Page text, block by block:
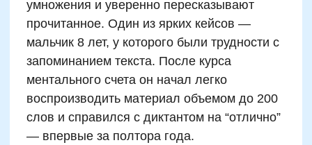
Ментальный счет как
инструмент
формирования учебной
самостоятельности
врожденная черта, а навык, который можно
и нужно развивать. Ментальный счет